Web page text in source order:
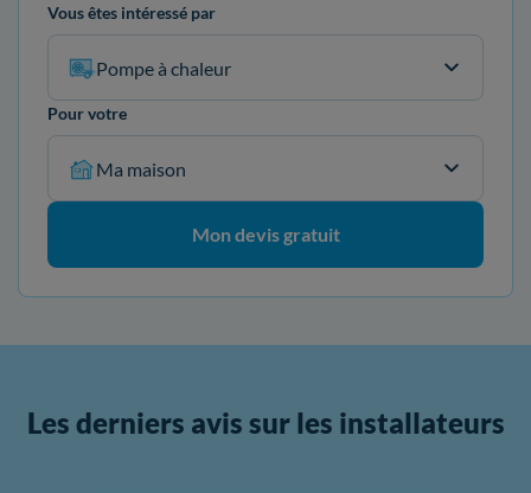
Vous êtes intéressé par
Pompe à chaleur
Pour votre
Ma maison
Mon devis gratuit
Les derniers avis sur les installateurs